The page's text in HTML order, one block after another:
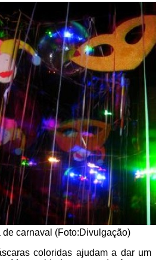
de carnaval (Foto:Divulgação)
coloridas ajudam a dar um